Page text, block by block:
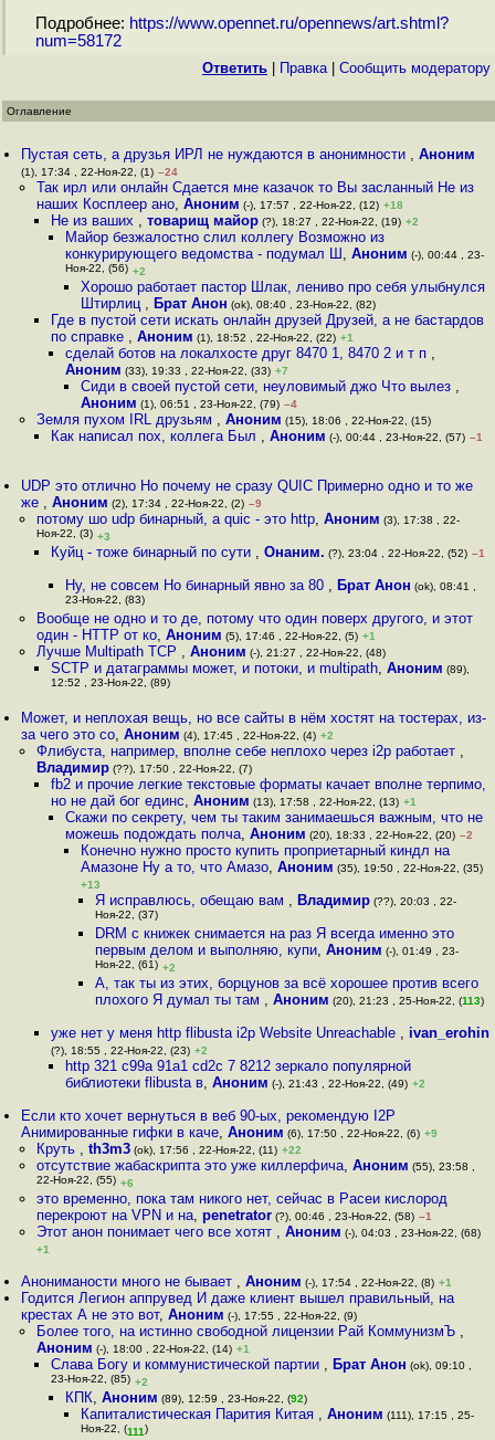
Подробнее: https://www.opennet.ru/opennews/art.shtml?
num=58172
Ответить Правка| Cообщить модератору
Оглавление
Пустая сеть, а друзья ИРЛ не нуждаются в анонимности ,Аноним
(1), 17:34 , 22-Ноя-22, (1) –24
Так ирл или онлайн Сдается мне казачок то Вы засланный Не из
наших Косплеер ано, Аноним (-), 17:57 , 22-Ноя-22, (12) +18
Не из ваших , товарищ майор(?), 18:27 , 22-Ноя-22, (19) +2
Майор безжалостно слил коллегу Возможно из
конкурирующего ведомства - подумал Ш ,Аноним (-), 00:44 , 23-
Ноя-22, (56) +2
Хорошо работает пастор Шлак, лениво про себя улыбнулся
Штирлиц , Брат Анон (ok), 08:40 , 23-Ноя-22, (82)
Где в пустой сети искать онлайн друзей Друзей, а не бастардов
по справке , Аноним (1), 18:52 , 22-Ноя-22, (22) +1
сделай ботов на локалхосте друг 8470 1, 8470 2 и т п ,
Аноним (33), 19:33 , 22-Ноя-22, (33) +7
Сиди в своей пустой сети, неуловимый джо Что вылез ,
Аноним (1), 06:51 , 23-Ноя-22, (79) –4
Земля пухом IRL друзьям , Аноним (15), 18:06 , 22-Ноя-22, (15)
Как написал пох, коллега Был , Аноним (-), 00:44 , 23-Ноя-22, (57) –1
UDP это отлично Но почему не сразу QUIC Примерно одно и то же
же ,Аноним (2), 17:34 , 22-Ноя-22, (2) –9
потому шо udp бинарный, а quic - это http, Аноним (3), 17:38 , 22-
Ноя-22, (3) +3
Куйц - тоже бинарный по сути , Онаним. (?), 23:04 , 22-Ноя-22, (52) –1
Ну, не совсем Но бинарный явно за 80 , Брат Анон (ok), 08:41 ,
23-Ноя-22, (83)
Вообще не одно и то де, потому что один поверх другого, и этот
один - HTTP от ко, Аноним (5), 17:46 , 22-Ноя-22, (5) +1
Лучше Multipath TCP , Аноним (-), 21:27 , 22-Ноя-22, (48)
SCTP и датаграммы может, и потоки, и multipath, Аноним (89),
12:52 , 23-Ноя-22, (89)
Может, и неплохая вещь, но все сайты в нём хостят на тостерах, из-
за чего это со,Аноним (4), 17:45 , 22-Ноя-22, (4) +2
Флибуста, например, вполне себе неплохо через i2p работает ,
Владимир(??), 17:50 , 22-Ноя-22, (7)
fb2 и прочие легкие текстовые форматы качает вполне терпимо,
но не дай бог единс, Аноним (13), 17:58 , 22-Ноя-22, (13) +1
Скажи по секрету, чем ты таким занимаешься важным, что не
можешь подождать полча,Аноним (20), 18:33 , 22-Ноя-22, (20) –2
Конечно нужно просто купить проприетарный киндл на
Амазоне Ну а то, что Амазо, Аноним (35), 19:50 , 22-Ноя-22, (35)
+13
Я исправлюсь, обещаю вам , Владимир(??), 20:03 , 22-
Ноя-22, (37)
DRM с книжек снимается на раз Я всегда именно это
первым делом и выполняю, купи, Аноним (-), 01:49 , 23-
Ноя-22, (61) +2
А, так ты из этих, борцунов за всё хорошее против всего
плохого Я думал ты там , Аноним (20), 21:23 , 25-Ноя-22, (113)
уже нет у меня http flibusta i2p Website Unreachable , ivan_erohin
(?), 18:55 , 22-Ноя-22, (23) +2
http 321 c99a 91a1 cd2c 7 8212 зеркало популярной
библиотеки flibusta в,Аноним (-), 21:43 , 22-Ноя-22, (49) +2
Если кто хочет вернуться в веб 90-ых, рекомендую I2P
Анимированные гифки в каче,Аноним (6), 17:50 , 22-Ноя-22, (6) +9
Круть , th3m3(ok), 17:56 , 22-Ноя-22, (11) +22
отсутствие жабаскрипта это уже киллерфича, Аноним (55), 23:58 ,
22-Ноя-22, (55) +6
это временно, пока там никого нет, сейчас в Расеи кислород
перекроют на VPN и на, penetrator(?), 00:46 , 23-Ноя-22, (58) –1
Этот анон понимает чего все хотят , Аноним (-), 04:03 , 23-Ноя-22, (68)
+1
Анониманости много не бывает ,Аноним (-), 17:54 , 22-Ноя-22, (8) +1
Годится Легион аппрувед И даже клиент вышел правильный, на
крестах А не это вот,Аноним (-), 17:55 , 22-Ноя-22, (9)
Более того, на истинно свободной лицензии Рай КоммунизмЪ ,
Аноним (-), 18:00 , 22-Ноя-22, (14) +1
Слава Богу и коммунистической партии , Брат Анон (ok), 09:10 ,
23-Ноя-22, (85) +2
КПК,Аноним (89), 12:59 , 23-Ноя-22, (92)
Капиталистическая Парития Китая , Аноним (111), 17:15 , 25-
Ноя-22, (111)